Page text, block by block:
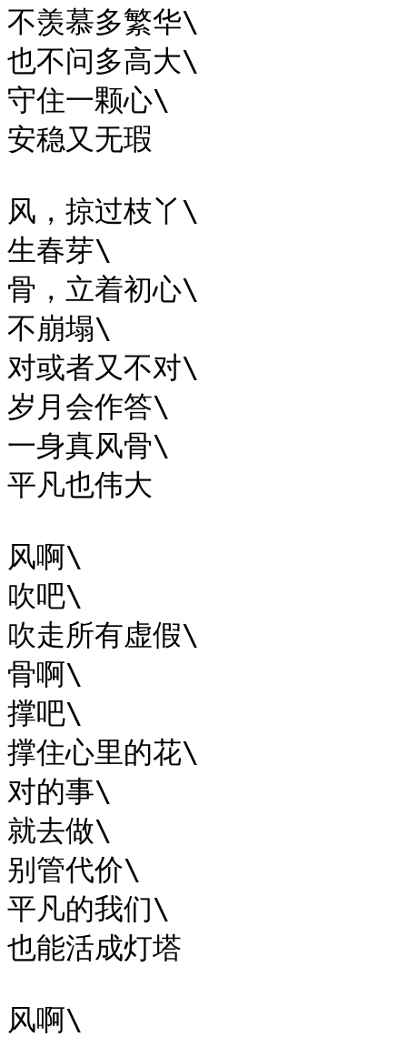
不羡慕多繁华\
也不问多高大\
守住一颗心\
安稳又无瑕
风，掠过枝丫\
生春芽\
骨，立着初心\
不崩塌\
对或者又不对\
岁月会作答\
一身真风骨\
平凡也伟大
风啊\
吹吧\
吹走所有虚假\
骨啊\
撑吧\
撑住心里的花\
对的事\
就去做\
别管代价\
平凡的我们\
也能活成灯塔
风啊\